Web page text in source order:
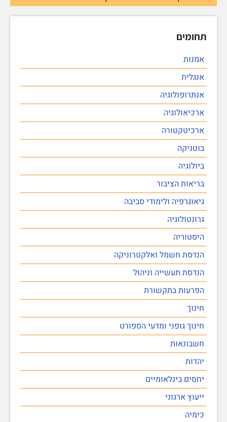
תחומים
אמנות
אנגלית
אנתרופולוגיה
ארכיאולוגיה
ארכיטקטורה
בוטניקה
ביולוגיה
בריאות הציבור
גיאוגרפיה ולימודי סביבה
גרונטולוגיה
היסטוריה
הנדסת חשמל ואלקטרוניקה
הנדסת תעשייה וניהול
הפרעות בתקשורת
חינוך
חינוך גופני ומדעי הספורט
חשבונאות
יהדות
יחסים בינלאומיים
ייעוץ ארגוני
כימיה